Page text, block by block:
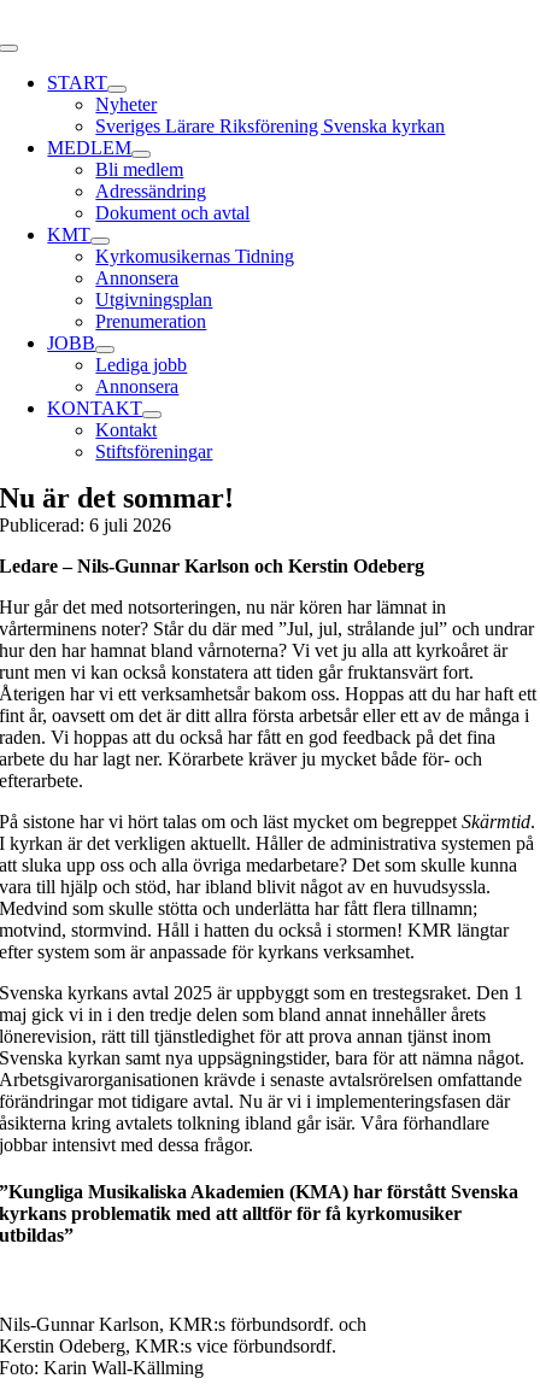
to
Toggle
NavigationSTART
Nyheter
Sveriges Lärare Riksförening Svenska kyrkan
MEDLEM
Bli medlem
Adressändring
Dokument och avtal
KMT
Kyrkomusikernas Tidning
Annonsera
Utgivningsplan
Prenumeration
JOBB
Lediga jobb
Annonsera
KONTAKT
Kontakt
Stiftsföreningar
Nu är det sommar!
Publicerad: 6 juli 2026
Ledare – Nils-Gunnar Karlson och Kerstin Odeberg
Hur går det med notsorteringen, nu när kören har lämnat in
vårterminens noter? Står du där med ”Jul, jul, strålande jul” och undrar
hur den har hamnat bland vårnoterna? Vi vet ju alla att kyrkoåret är
runt men vi kan också konstatera att tiden går fruktansvärt fort.
Återigen har vi ett verksamhetsår bakom oss. Hoppas att du har haft ett
fint år, oavsett om det är ditt allra första arbetsår eller ett av de många i
raden. Vi hoppas att du också har fått en god feedback på det fina
arbete du har lagt ner. Körarbete kräver ju mycket både för- och
efterarbete.
På sistone har vi hört talas om och läst mycket om begreppetSkärmtid.
I kyrkan är det verkligen aktuellt. Håller de administrativa systemen på
att sluka upp oss och alla övriga medarbetare? Det som skulle kunna
vara till hjälp och stöd, har ibland blivit något av en huvudsyssla.
Medvind som skulle stötta och underlätta har fått flera tillnamn;
motvind, stormvind. Håll i hatten du också i stormen! KMR längtar
efter system som är anpassade för kyrkans verksamhet.
Svenska kyrkans avtal 2025 är uppbyggt som en trestegsraket. Den 1
maj gick vi in i den tredje delen som bland annat innehåller årets
lönerevision, rätt till tjänstledighet för att prova annan tjänst inom
Svenska kyrkan samt nya uppsägningstider, bara för att nämna något.
Arbetsgivarorganisationen krävde i senaste avtalsrörelsen omfattande
förändringar mot tidigare avtal. Nu är vi i implementeringsfasen där
åsikterna kring avtalets tolkning ibland går isär. Våra förhandlare
jobbar intensivt med dessa frågor.
”Kungliga Musikaliska Akademien (KMA) har förstått Svenska
kyrkans problematik med att alltför för få kyrkomusiker
utbildas”
Nils-Gunnar Karlson, KMR:s förbundsordf. och
Kerstin Odeberg, KMR:s vice förbundsordf.
Foto: Karin Wall-Källming